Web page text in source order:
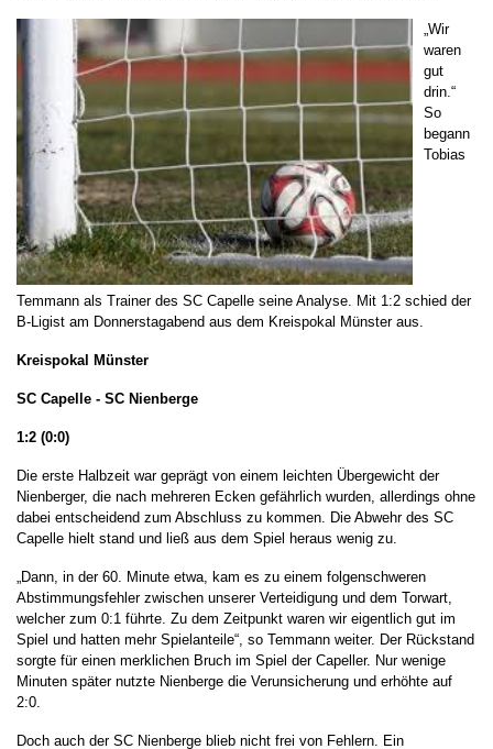
„Wir
waren
gut
drin.“
So
begann
Tobias
Temmann als Trainer des SC Capelle seine Analyse. Mit 1:2 schied der
B-Ligist am Donnerstagabend aus dem Kreispokal Münster aus.
Kreispokal Münster
SC Capelle - SC Nienberge
1:2 (0:0)
Die erste Halbzeit war geprägt von einem leichten Übergewicht der
Nienberger, die nach mehreren Ecken gefährlich wurden, allerdings ohne
dabei entscheidend zum Abschluss zu kommen. Die Abwehr des SC
Capelle hielt stand und ließ aus dem Spiel heraus wenig zu.
„Dann, in der 60. Minute etwa, kam es zu einem folgenschweren
Abstimmungsfehler zwischen unserer Verteidigung und dem Torwart,
welcher zum 0:1 führte. Zu dem Zeitpunkt waren wir eigentlich gut im
Spiel und hatten mehr Spielanteile“, so Temmann weiter. Der Rückstand
sorgte für einen merklichen Bruch im Spiel der Capeller. Nur wenige
Minuten später nutzte Nienberge die Verunsicherung und erhöhte auf
2:0.
Doch auch der SC Nienberge blieb nicht frei von Fehlern. Ein